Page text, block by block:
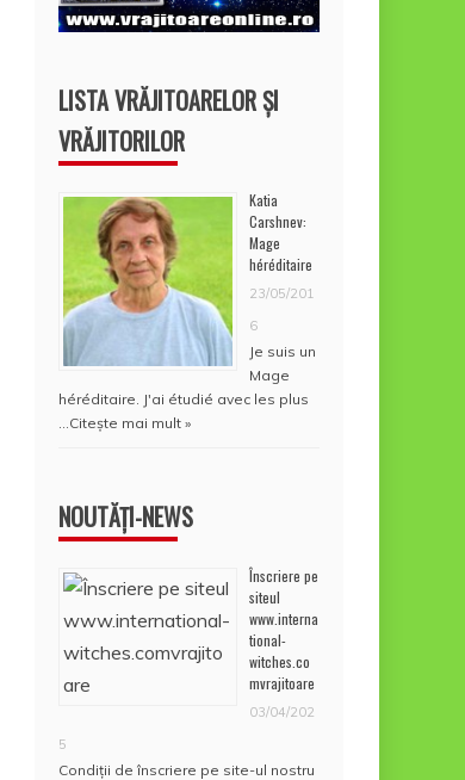
LISTA VRĂJITOARELOR ȘI
VRĂJITORILOR
Katia
Carshnev:
Mage
héréditaire
23/05/201
6
Je suis un
Mage
héréditaire. J'ai étudié avec les plus
Citește mai mult »
NOUTĂȚI-NEWS
Înscriere pe
siteul
www.interna
tional-
witches.co
mvrajitoare
03/04/202
5
Condiţii de înscriere pe site-ul nostru